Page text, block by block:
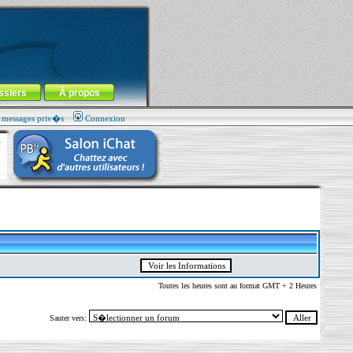
À propos
priv�s Connexion
Toutes les heures sont au format GMT + 2 Heures
Sauter vers: